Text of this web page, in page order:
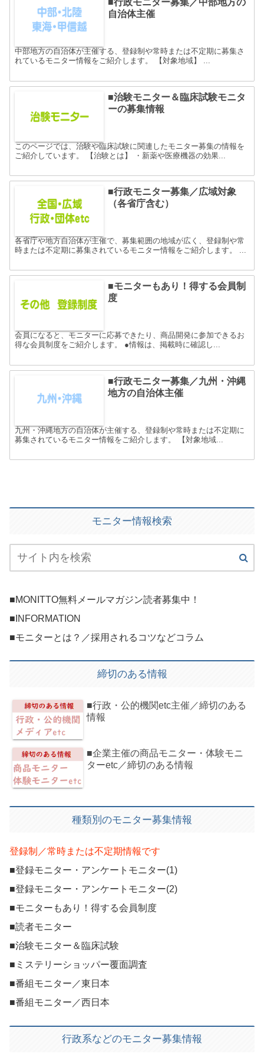
■行政モニター募集／中部地方の
自治体主催
中部地方の自治体が主催する、登録制や常時または不定期に募集さ
れているモニター情報をご紹介します。 【対象地域】 ...
■治験モニター＆臨床試験モニタ
ーの募集情報
このページでは、治験や臨床試験に関連したモニター募集の情報を
ご紹介しています。 【治験とは】 ・新薬や医療機器の効果...
■行政モニター募集／広域対象
（各省庁含む）
各省庁や地方自治体が主催で、募集範囲の地域が広く、登録制や常
時または不定期に募集されているモニター情報をご紹介します。 ...
■モニターもあり！得する会員制
度
会員になると、モニターに応募できたり、商品開発に参加できるお
得な会員制度をご紹介します。 ●情報は、掲載時に確認し...
■行政モニター募集／九州・沖縄
地方の自治体主催
九州・沖縄地方の自治体が主催する、登録制や常時または不定期に
募集されているモニター情報をご紹介します。 【対象地域...
モニター情報検索
■MONITTO無料メールマガジン読者募集中！
■INFORMATION
■モニターとは？／採用されるコツなどコラム
締切のある情報
■行政・公的機関etc主催／締切のある
情報
■企業主催の商品モニター・体験モニ
ターetc／締切のある情報
種類別のモニター募集情報
登録制／常時または不定期情報です
■登録モニター・アンケートモニター(1)
■登録モニター・アンケートモニター(2)
■モニターもあり！得する会員制度
■読者モニター
■治験モニター＆臨床試験
■ミステリーショッパー覆面調査
■番組モニター／東日本
■番組モニター／西日本
行政系などのモニター募集情報